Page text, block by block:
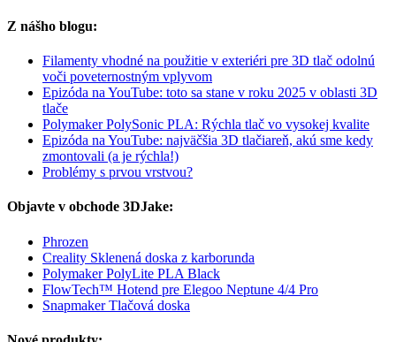
Z nášho blogu:
Filamenty vhodné na použitie v exteriéri pre 3D tlač odolnú
voči poveternostným vplyvom
Epizóda na YouTube: toto sa stane v roku 2025 v oblasti 3D
tlače
Polymaker PolySonic PLA: Rýchla tlač vo vysokej kvalite
Epizóda na YouTube: najväčšia 3D tlačiareň, akú sme kedy
zmontovali (a je rýchla!)
Problémy s prvou vrstvou?
Objavte v obchode 3DJake:
Phrozen
Creality Sklenená doska z karborunda
Polymaker PolyLite PLA Black
FlowTech™ Hotend pre Elegoo Neptune 4/4 Pro
Snapmaker Tlačová doska